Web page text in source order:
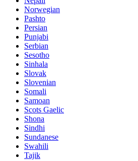
Norwegian
Pashto
Persian
Punjabi
Serbian
Sesotho
Sinhala
Slovak
Slovenian
Somali
Samoan
Scots Gaelic
Shona
Sindhi
Sundanese
Swahili
Tajik